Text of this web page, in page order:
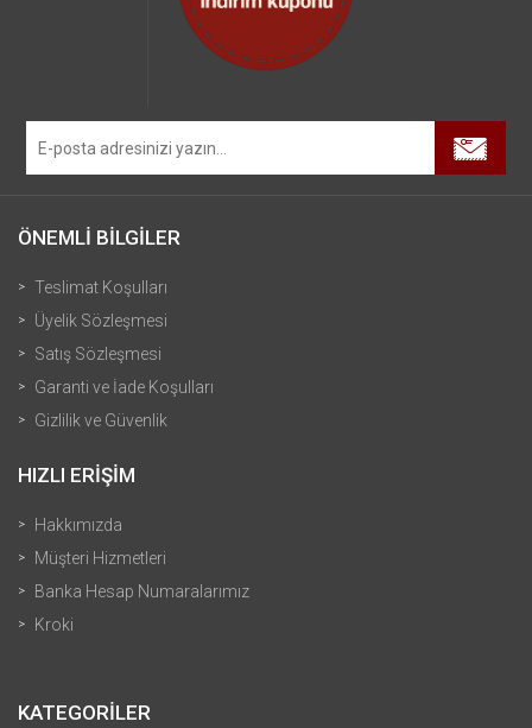
ÖNEMLİ BİLGİLER
Teslimat Koşulları
Üyelik Sözleşmesi
Satış Sözleşmesi
Garanti ve İade Koşulları
Gizlilik ve Güvenlik
HIZLI ERİŞİM
Hakkımızda
Müşteri Hizmetleri
Banka Hesap Numaralarımız
Kroki
KATEGORİLER